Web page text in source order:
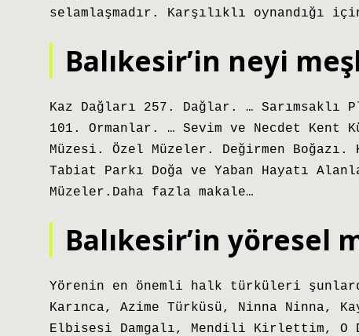
selamlaşmadır. Karşılıklı oynandığı
Balıkesir’in neyi
Kaz Dağları 257. Dağlar. …
101. Ormanlar. … Sevim ve Necdet Kent
Müzesi. Özel Müzeler. Değirmen Boğazı.
Tabiat Parkı Doğa ve Yaban Hayatı
Müzeler.Daha fazla makale…
Balıkesir’in yöresel
Yörenin en önemli halk türküleri
Karınca, Azime Türküsü, Ninna Ninna,
Elbisesi Damgalı, Mendili Kirlettim, O